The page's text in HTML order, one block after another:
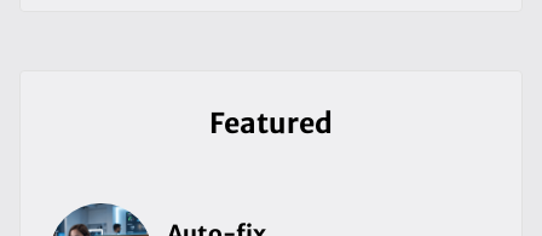
Featured